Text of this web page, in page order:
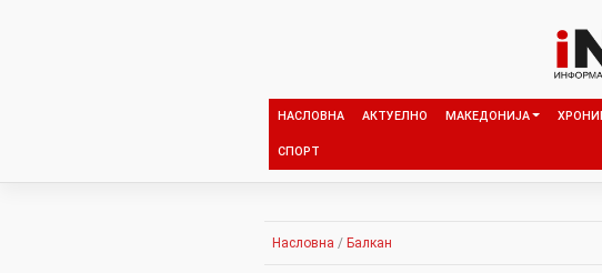
НАСЛОВНА АКТУЕЛНО МАКЕДОНИЈА
СПОРТ
Насловна / Балкан